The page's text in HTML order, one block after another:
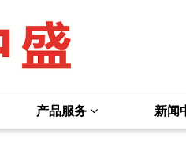
产品服务 新闻